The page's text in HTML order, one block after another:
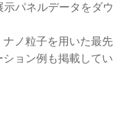
パネルデータをダウ
ノ粒子を用いた最先
ョン例も掲載してい